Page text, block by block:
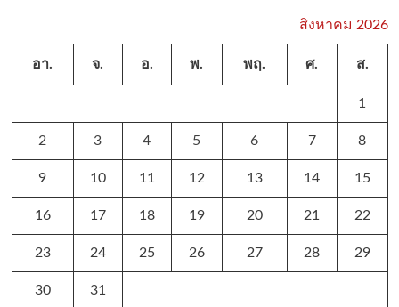
สิงหาคม 2026
อา. จ. อ. พ. พฤ. ศ. ส.
1
2 3 4 5 6 7 8
9 10 11 12 13 14 15
16 17 18 19 20 21 22
23 24 25 26 27 28 29
30 31